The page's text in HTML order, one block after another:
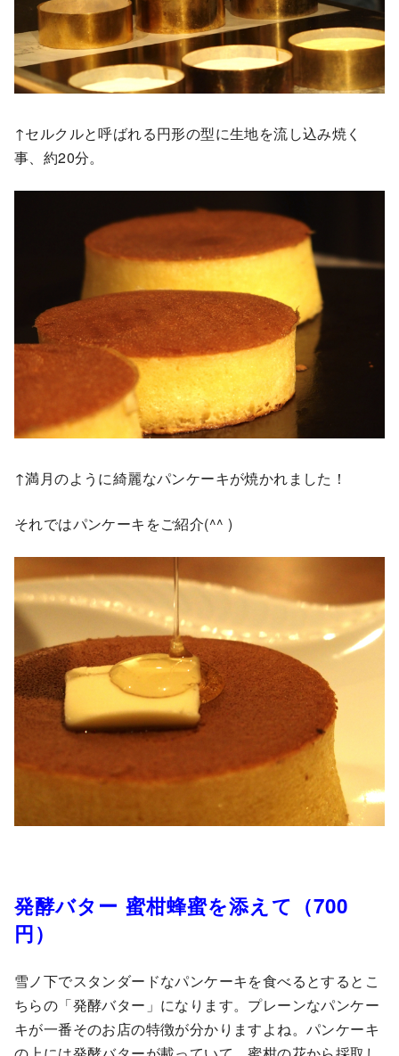
↑セルクルと呼ばれる円形の型に生地を流し込み焼く
事、約20分。
↑満月のように綺麗なパンケーキが焼かれました！
それではパンケーキをご紹介(^^ )
発酵バター 蜜柑蜂蜜を添えて（700
円）
雪ノ下でスタンダードなパンケーキを食べるとするとこ
ちらの「発酵バター」になります。プレーンなパンケー
キが一番そのお店の特徴が分かりますよね。パンケーキ